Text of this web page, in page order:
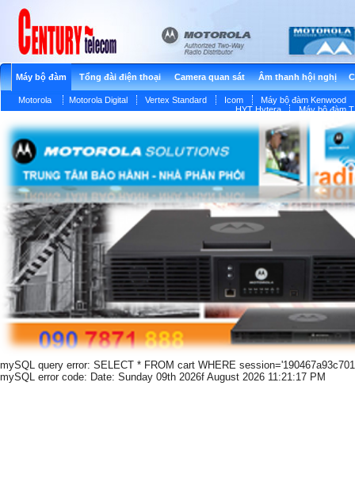
Máy bộ đàm Tổng đài điện thoại Camera quan sát Âm thanh hội nghị
Motorola Motorola Digital Vertex Standard Icom
Máy bộ đàm Kenwood
HYT Hytera
Máy bộ đàm
mySQL query error: SELECT * FROM cart WHERE
mySQL error code: Date: Sunday 09th 2026f August 2026 11:21:17 PM